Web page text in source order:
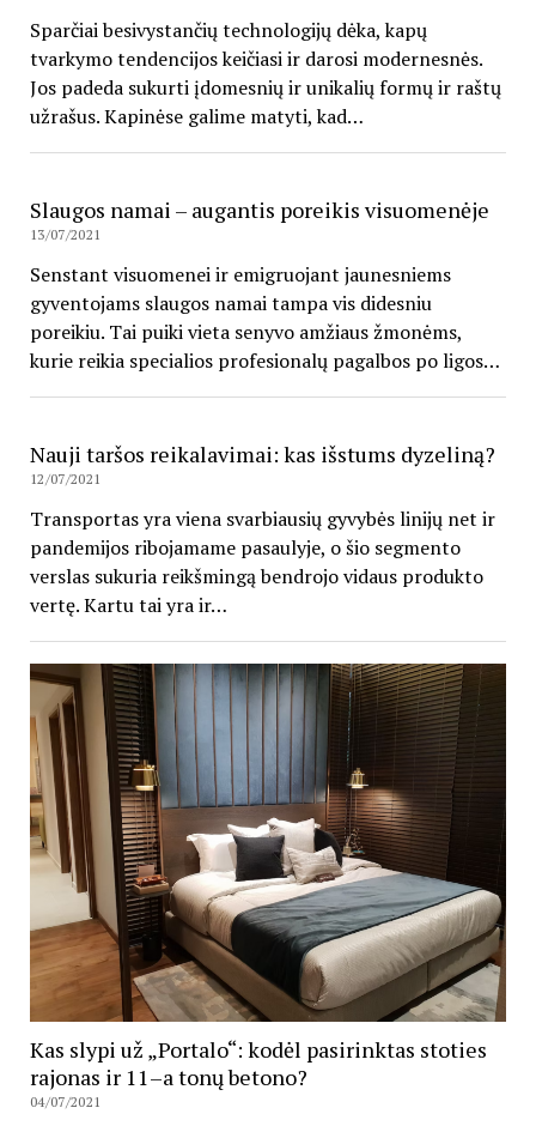
Sparčiai besivystančių technologijų dėka, kapų
tvarkymo tendencijos keičiasi ir darosi modernesnės.
Jos padeda sukurti įdomesnių ir unikalių formų ir raštų
užrašus. Kapinėse galime matyti, kad…
Slaugos namai – augantis poreikis visuomenėje
13/07/2021
Senstant visuomenei ir emigruojant jaunesniems
gyventojams slaugos namai tampa vis didesniu
poreikiu. Tai puiki vieta senyvo amžiaus žmonėms,
kurie reikia specialios profesionalų pagalbos po ligos…
Nauji taršos reikalavimai: kas išstums dyzeliną?
12/07/2021
Transportas yra viena svarbiausių gyvybės linijų net ir
pandemijos ribojamame pasaulyje, o šio segmento
verslas sukuria reikšmingą bendrojo vidaus produkto
vertę. Kartu tai yra ir…
Kas slypi už „Portalo“: kodėl pasirinktas stoties
rajonas ir 11–a tonų betono?
04/07/2021